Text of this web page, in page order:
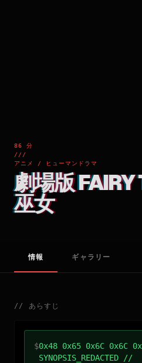
86 分
///
アニメ / ヒューマンドラマ
劇場版
巫女
情報 ギャラリー
// あらすじ
$0x48 0x65 0x6C 0x6C
SYNOPSIS_REDACTED //